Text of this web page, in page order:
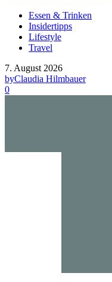
Essen & Trinken
Insidertipps
Lifestyle
Travel
7. August 2026
byClaudia Hilmbauer
0